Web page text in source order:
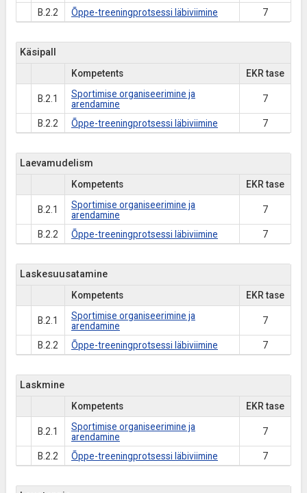
B.2.2 Õppe-treeningprotsessi läbiviimine 7
Käsipall
Kompetents EKR tase
B.2.1
Sportimise organiseerimine ja
arendamine
7
B.2.2 Õppe-treeningprotsessi läbiviimine 7
Laevamudelism
Kompetents EKR tase
B.2.1
Sportimise organiseerimine ja
arendamine
7
B.2.2 Õppe-treeningprotsessi läbiviimine 7
Laskesuusatamine
Kompetents EKR tase
B.2.1
Sportimise organiseerimine ja
arendamine
7
B.2.2 Õppe-treeningprotsessi läbiviimine 7
Laskmine
Kompetents EKR tase
B.2.1
Sportimise organiseerimine ja
arendamine
7
B.2.2 Õppe-treeningprotsessi läbiviimine 7